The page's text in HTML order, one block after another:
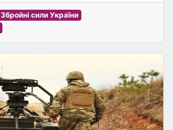
Збройні сили України